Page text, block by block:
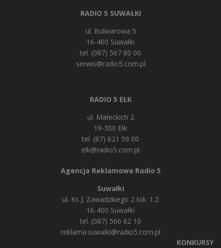
RADIO 5 SUWAŁKI
ul. Bulwarowa 5
16-400 Suwałki
tel. (087) 567 80 00
serwis@radio5.com.pl
RADIO 5 EŁK
ul. Małeckich 2
19-300 Ełk
tel. (87) 621 59 00
elk@radio5.com.pl
Agencja Reklamowa Radio 5
Suwałki
ul. Ks J. Zawadzkiego 2 lok. 1.2
16-400 Suwałki
tel. (087) 566 62 10
reklama.suwalki@radio5.com.pl
KONKURSY